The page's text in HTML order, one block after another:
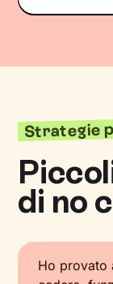
Strategie
di no
Ho provato